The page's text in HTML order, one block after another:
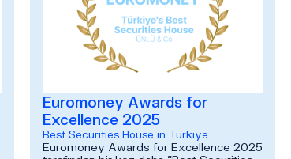
Euromoney Awards for
Excellence 2025
Best Securities House in Türkiye
Euromoney Awards for Excellence 2025